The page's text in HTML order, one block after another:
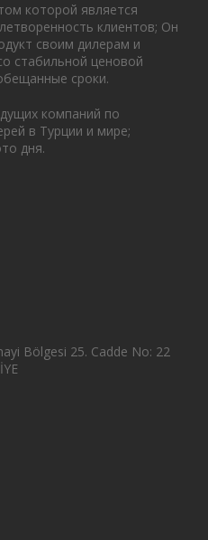
которой является
клиентов; Он
своим дилерам и
стабильной ценовой
сроки.
компаний по
в Турции и мире;
дня.
Bölgesi 25. Cadde No: 22